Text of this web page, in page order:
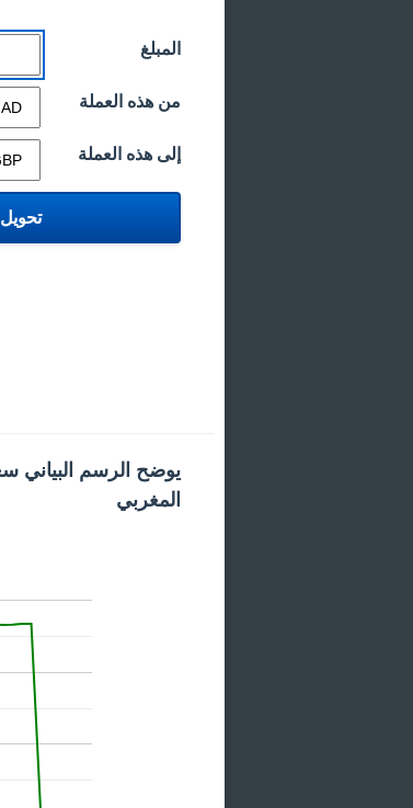
المبلغ
من هذه العملة
إلى هذه العملة
يوضح الرسم البياني
المغربي